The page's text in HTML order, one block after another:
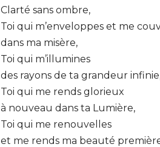
Clarté sans ombre,
Toi qui m’enveloppes et me
dans ma misère,
Toi qui m’illumines
des rayons de ta grandeur
Toi qui me rends glorieux
à nouveau dans ta Lumière,
Toi qui me renouvelles
et me rends ma beauté